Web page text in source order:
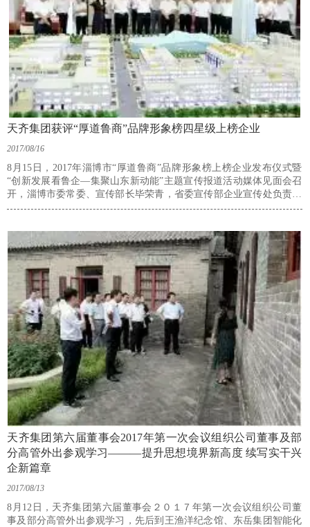
天齐集团获评“厚道鲁商”品牌形象榜四星级上榜企业
2017/08/16
8月15日，2017年淄博市“厚道鲁商”品牌形象榜上榜企业发布仪式暨
“创新发展看鲁企—集聚山东新动能”主题宣传报道活动媒体见面会召
开，淄博市委常委、宣传部长毕荣青，省委宣传部企业宣传处负责同
志出席见面会。会上公布了2017年“厚道鲁商”品牌形象榜上榜企业名
天齐集团第六届董事会2017年第一次会议组织公司董事及部
分高管外出参观学习———提升思想境界新高度 续写实干兴
企新篇章
2017/08/13
8月12日，天齐集团第六届董事会２０１７年第一次会议组织公司董
事及部分高管外出参观学习，先后到王渔洋纪念馆、东岳集团智能化